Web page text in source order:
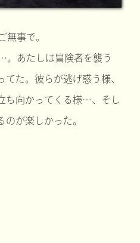
無事で。
。あたしは冒険者を襲う
てた。彼らが逃げ惑う様、
ち向かってくる様…、そし
のが楽しかった。